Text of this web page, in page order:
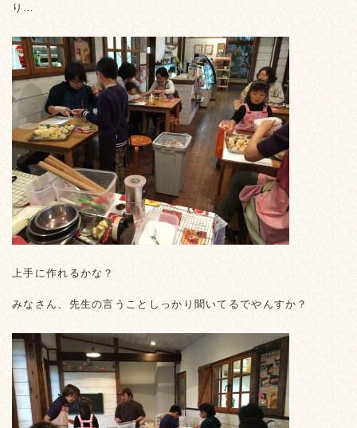
り…
上手に作れるかな？
みなさん、先生の言うことしっかり聞いてるでやんすか？